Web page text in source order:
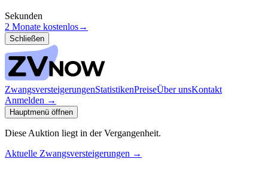
Sekunden
2 Monate kostenlos→
Schließen
ZwangsversteigerungenStatistikenPreiseÜber unsKontakt
Anmelden →
Hauptmenü öffnen
Diese Auktion liegt in der Vergangenheit.
Aktuelle Zwangsversteigerungen →